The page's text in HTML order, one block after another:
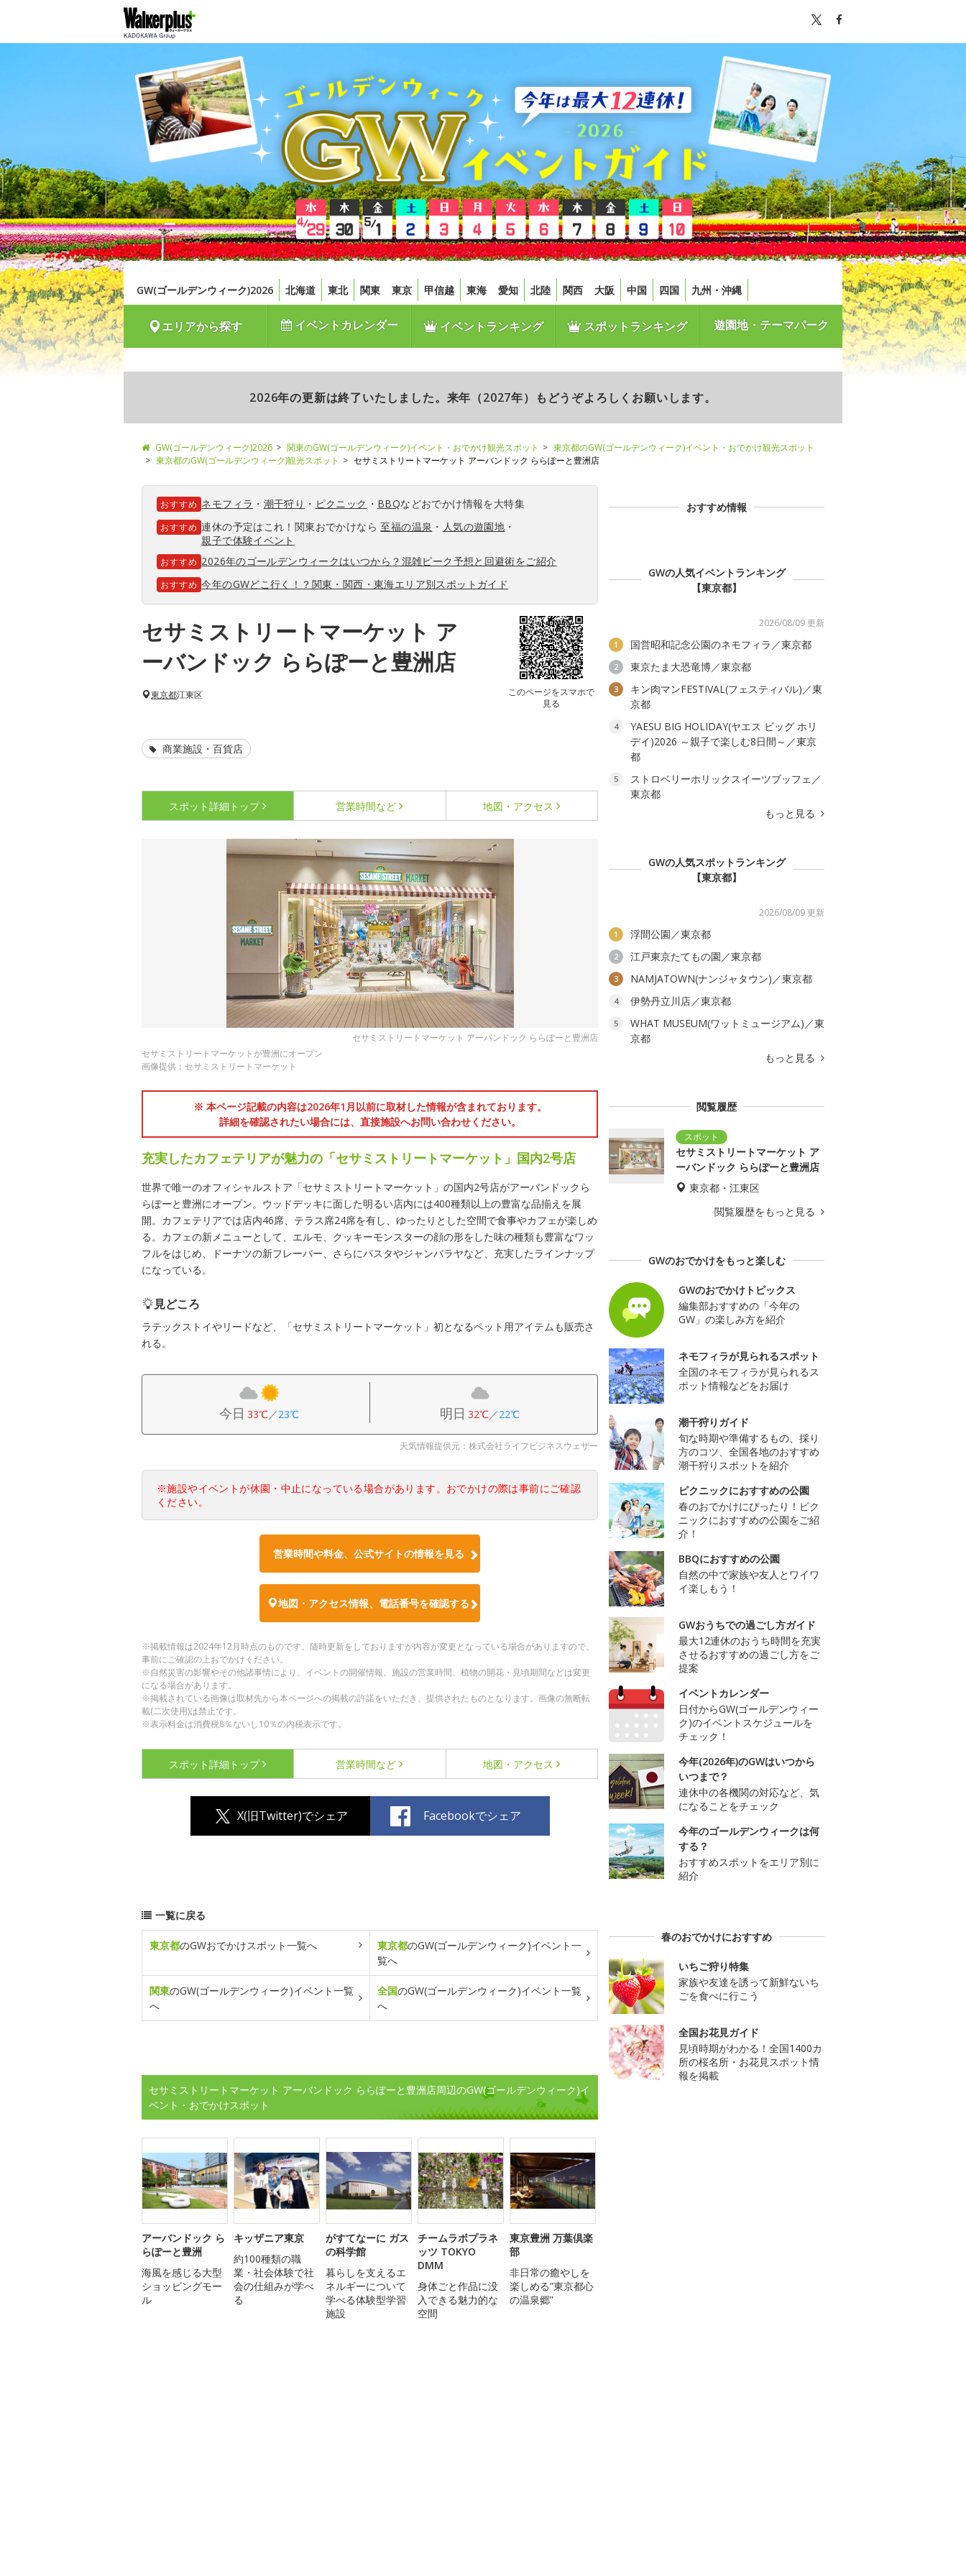
GW(ゴールデンウィーク)2026 北海道 東北 関東 東京 甲信越 東海 愛知 北陸 関西 大阪 中国 四国 九州・沖縄
エリアから探す イベントカレンダー イベントランキング スポットランキング 遊園地・テーマパーク
2026年の更新は終了いたしました。来年（2027年）もどうぞよろしくお願いします。
GW(ゴールデンウィーク)2026 関東のGW(ゴールデンウィーク)イベント・おでかけ観光スポット
東京都のGW(ゴールデンウィーク)イベント・おでかけ観光スポット
東京都のGW(ゴールデンウィーク)観光スポット
セサミストリートマーケット アーバンドック ららぽーと豊洲店
おすすめ ネモフィラ ・ 潮干狩り ・ ピクニック ・ BBQなどおでかけ情報を大特集
おすすめ 連休の予定はこれ！関東おでかけなら至福の温泉 ・ 人気の遊園地 ・
親子で体験イベント
おすすめ 2026年のゴールデンウィークはいつから？混雑ピーク予想と回避術をご紹介
おすすめ 今年のGWどこ行く！？関東・関西・東海エリア別スポットガイド
セサミストリートマーケット ア
ーバンドック ららぽーと豊洲店
このページをスマホで
見る
東京都江東区
商業施設・百貨店
スポット詳細 トップ 営業時間など 地図・アクセス
セサミストリートマーケット アーバンドック ららぽーと豊洲店
セサミストリートマーケットが豊洲にオープン
画像提供：セサミストリートマーケット
※ 本ページ記載の内容は2026年1月以前に取材した情報が含まれております。
詳細を確認されたい場合には、直接施設へお問い合わせください。
充実したカフェテリアが魅力の「セサミストリートマーケット」国内2号店
世界で唯一のオフィシャルストア「セサミストリートマーケット」の国内2号店がアーバンドックら
らぽーと豊洲にオープン。ウッドデッキに面した明るい店内には400種類以上の豊富な品揃えを展
開。カフェテリアでは店内46席、テラス席24席を有し、ゆったりとした空間で食事やカフェが楽しめ
る。カフェの新メニューとして、エルモ、クッキーモンスターの顔の形をした味の種類も豊富なワッ
フルをはじめ、ドーナツの新フレーバー、さらにパスタやジャンバラヤなど、充実したラインナップ
になっている。
見どころ
ラテックストイやリードなど、「セサミストリートマーケット」初となるペット用アイテムも販売さ
れる。
今日 33℃／23℃ 明日 32℃／22℃
天気情報提供元：株式会社ライフビジネスウェザー
※施設やイベントが休園・中止になっている場合があります。おでかけの際は事前にご確認
ください。
営業時間や料金、公式サイトの情報を見る
地図・アクセス情報、電話番号を確認する
※掲載情報は2024年12月時点のものです。随時更新をしておりますが内容が変更となっている場合がありますので、
事前にご確認の上おでかけください。
※自然災害の影響やその他諸事情により、イベントの開催情報、施設の営業時間、植物の開花・見頃期間などは変更
になる場合があります。
※掲載されている画像は取材先から本ページへの掲載の許諾をいただき、提供されたものとなります。画像の無断転
載(二次使用)は禁止です。
※表示料金は消費税8％ないし10％の内税表示です。
スポット詳細 トップ 営業時間など 地図・アクセス
X(旧Twitter)でシェア Facebookでシェア
一覧に戻る
東京都のGWおでかけスポット一覧へ 東京都のGW(ゴールデンウィーク)イベント一
覧へ
関東のGW(ゴールデンウィーク)イベント一覧
へ
全国のGW(ゴールデンウィーク)イベント一覧
へ
セサミストリートマーケット アーバンドック ららぽーと豊洲店周辺のGW(ゴールデンウィーク)イ
ベント・おでかけスポット
アーバンドック ら
らぽーと豊洲
海風を感じる大型
ショッピングモー
ル
キッザニア東京
約100種類の職
業・社会体験で社
会の仕組みが学べ
る
がすてなーに ガス
の科学館
暮らしを支えるエ
ネルギーについて
学べる体験型学習
施設
チームラボプラネ
ッツ TOKYO
DMM
身体ごと作品に没
入できる魅力的な
空間
東京豊洲 万葉倶楽
部
非日常の癒やしを
楽しめる”東京都心
の温泉郷”
おすすめ情報
GWの人気イベントランキング
【東京都】
2026/08/09 更新
1 国営昭和記念公園のネモフィラ／東京都
2 東京たま大恐竜博／東京都
3
キン肉マンFESTIVAL(フェスティバル)／東
京都
4
YAESU BIG HOLIDAY(ヤエス ビッグ ホリ
デイ)2026 ～親子で楽しむ8日間～／東京
都
5
ストロベリーホリックスイーツブッフェ／
東京都
もっと見る
GWの人気スポットランキング
【東京都】
2026/08/09 更新
1 浮間公園／東京都
2 江戸東京たてもの園／東京都
3 NAMJATOWN(ナンジャタウン)／東京都
4 伊勢丹立川店／東京都
5
WHAT MUSEUM(ワットミュージアム)／東
京都
もっと見る
閲覧履歴
セサミストリートマーケット ア
ーバンドック ららぽーと豊洲店
東京都・江東区
閲覧履歴をもっと見る
GWのおでかけをもっと楽しむ
GWのおでかけトピックス
編集部おすすめの「今年の
GW」の楽しみ方を紹介
ネモフィラが見られるスポット
全国のネモフィラが見られるス
ポット情報などをお届け
潮干狩りガイド
旬な時期や準備するもの、採り
方のコツ、全国各地のおすすめ
潮干狩りスポットを紹介
ピクニックにおすすめの公園
春のおでかけにぴったり！ピク
ニックにおすすめの公園をご紹
介！
BBQにおすすめの公園
自然の中で家族や友人とワイワ
イ楽しもう！
GWおうちでの過ごし方ガイド
最大12連休のおうち時間を充実
させるおすすめの過ごし方をご
提案
イベントカレンダー
日付からGW(ゴールデンウィー
ク)のイベントスケジュールを
チェック！
今年(2026年)のGWはいつから
いつまで？
連休中の各機関の対応など、気
になることをチェック
今年のゴールデンウィークは何
する？
おすすめスポットをエリア別に
紹介
春のおでかけにおすすめ
いちご狩り特集
家族や友達を誘って新鮮ないち
ごを食べに行こう
全国お花見ガイド
見頃時期がわかる！全国1400カ
所の桜名所・お花見スポット情
報を掲載